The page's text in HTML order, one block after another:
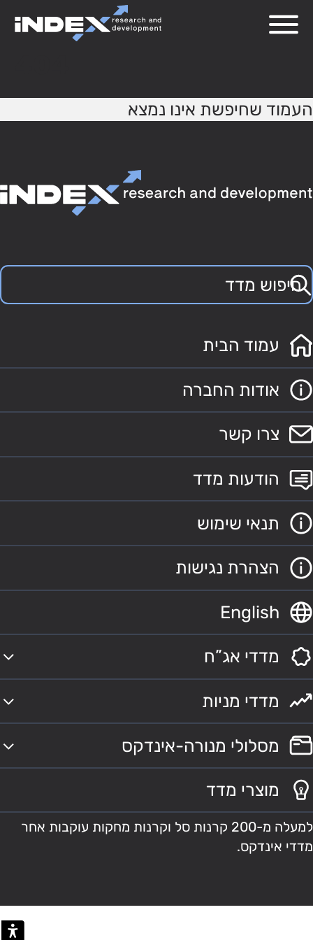
העמוד שחיפשת אינו נמצא
עמוד הבית
אודות החברה
צרו קשר
הודעות מדד
תנאי שימוש
הצהרת נגישות
English
מדדי אג”ח
מדדי מניות
מסלולי מנורה-אינדקס
מוצרי מדד
למעלה מ-200 קרנות סל וקרנות מחקות עוקבות אחר
מדדי אינדקס.